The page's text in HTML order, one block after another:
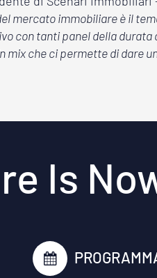
mercato immobiliare è il
con tanti panel della durata
mix che ci permette di dare
Is